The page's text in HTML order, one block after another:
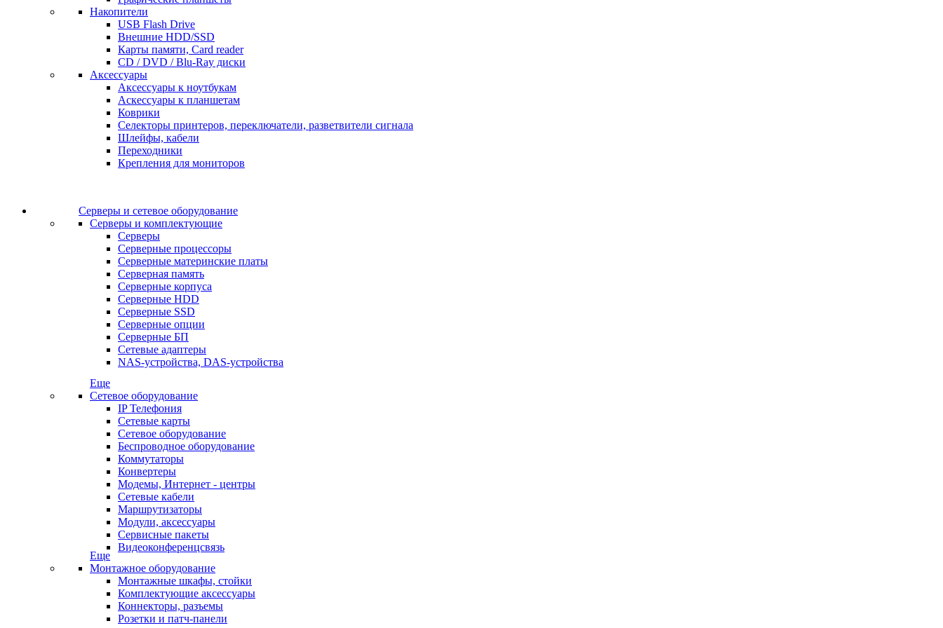
Накопители
USB Flash Drive
Внешние HDD/SSD
Карты памяти, Card reader
CD / DVD / Blu-Ray диски
Аксессуары
Аксессуары к ноутбукам
Аскессуары к планшетам
Коврики
Селекторы принтеров, переключатели, разветвители сигнала
Шлейфы, кабели
Переходники
Крепления для мониторов
Серверы и сетевое оборудование
Серверы и комплектующие
Серверы
Серверные процессоры
Серверные материнские платы
Серверная память
Серверные корпуса
Серверные HDD
Серверные SSD
Серверные опции
Серверные БП
Сетевые адаптеры
NAS-устройства, DAS-устройства
Еще
Сетевое оборудование
IP Телефония
Сетевые карты
Сетевое оборудование
Беспроводное оборудование
Коммутаторы
Конвертеры
Модемы, Интернет - центры
Сетевые кабели
Маршрутизаторы
Модули, аксессуары
Сервисные пакеты
Видеоконференцсвязь
Еще
Монтажное оборудование
Монтажные шкафы, стойки
Комплектующие аксессуары
Коннекторы, разъемы
Розетки и патч-панели